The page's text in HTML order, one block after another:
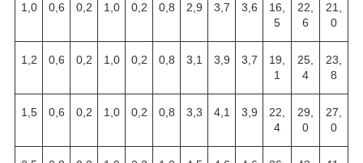
1,0 0,6 0,2 1,0 0,2 0,8 2,9 3,7 3,6
16,
5
22,
6
21,
0
1,2 0,6 0,2 1,0 0,2 0,8 3,1 3,9 3,7
19,
1
25,
4
23,
8
1,5 0,6 0,2 1,0 0,2 0,8 3,3 4,1 3,9
22,
4
29,
0
27,
0